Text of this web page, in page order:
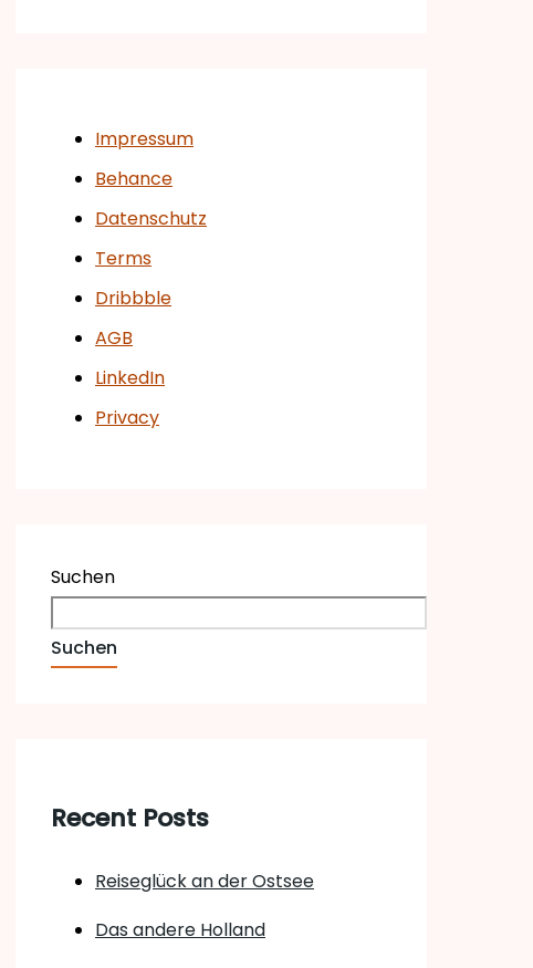
Impressum
Behance
Datenschutz
Terms
Dribbble
AGB
LinkedIn
Privacy
Suchen
Suchen
Recent Posts
Reiseglück an der Ostsee
Das andere Holland